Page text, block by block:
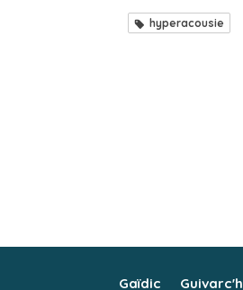
hyperacousie
Gaïdic Guivarc'h